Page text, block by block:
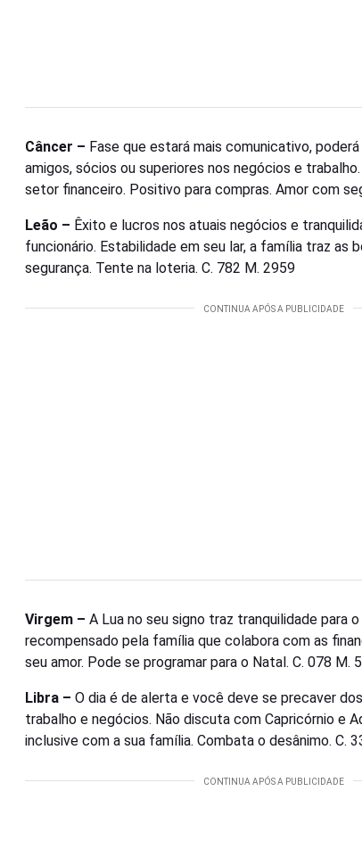
Câncer – Fase que estará mais comunicativo,
amigos, sócios ou superiores nos negócios e
setor financeiro. Positivo para compras. Amor com
Leão – Êxito e lucros nos atuais negócios e
funcionário. Estabilidade em seu lar, a família traz as
segurança. Tente na loteria. C. 782 M. 2959
Virgem – A Lua no seu signo traz tranquilidade para o
recompensado pela família que colabora com as
seu amor. Pode se programar para o Natal. C. 078 M.
Libra – O dia é de alerta e você deve se precaver
trabalho e negócios. Não discuta com Capricórnio e
inclusive com a sua família. Combata o desânimo. C.